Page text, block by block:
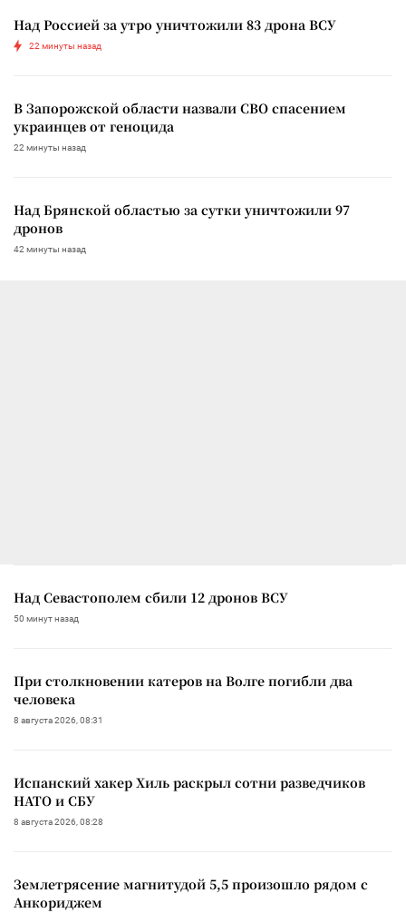
Над Россией за утро уничтожили 83 дрона ВСУ
22 минуты назад
В Запорожской области назвали СВО спасением
украинцев от геноцида
22 минуты назад
Над Брянской областью за сутки уничтожили 97
дронов
42 минуты назад
Над Севастополем сбили 12 дронов ВСУ
50 минут назад
При столкновении катеров на Волге погибли два
человека
8 августа 2026, 08:31
Испанский хакер Хиль раскрыл сотни разведчиков
НАТО и СБУ
8 августа 2026, 08:28
Землетрясение магнитудой 5,5 произошло рядом с
Анкориджем